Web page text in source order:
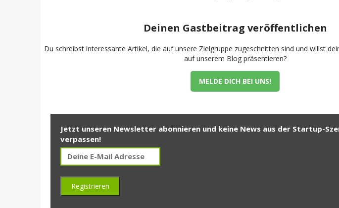
Deinen Gastbeitrag veröffentlichen
Du schreibst interessante Artikel, die auf unsere Zielgruppe zugeschnitten sind und willst
auf unserem Blog präsentieren?
MELDE DICH BEI UNS!
Jetzt unseren Newsletter abonnieren und keine News aus der Startup-
verpassen!